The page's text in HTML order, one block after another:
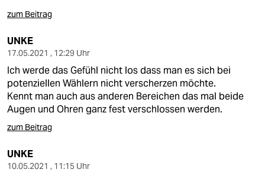
zum Beitrag
UNKE
17.05.2021 , 12:29 Uhr
Ich werde das Gefühl nicht los dass man es sich bei
potenziellen Wählern nicht verscherzen möchte.
Kennt man auch aus anderen Bereichen das mal beide
Augen und Ohren ganz fest verschlossen werden.
zum Beitrag
UNKE
10.05.2021 , 11:15 Uhr